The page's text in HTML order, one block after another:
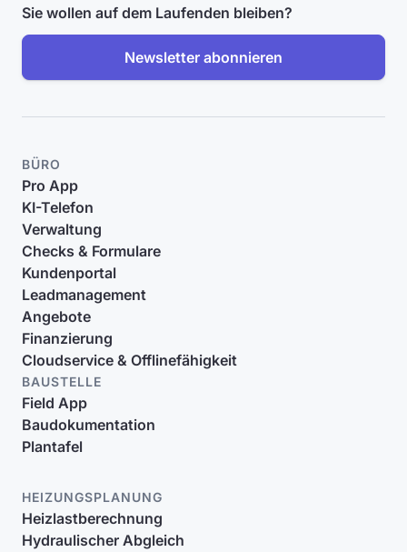
Sie wollen auf dem Laufenden bleiben?
Newsletter abonnieren
BÜRO
Pro App
KI-Telefon
Verwaltung
Checks & Formulare
Kundenportal
Leadmanagement
Angebote
Finanzierung
Cloudservice & Offlinefähigkeit
BAUSTELLE
Field App
Baudokumentation
Plantafel
HEIZUNGSPLANUNG
Heizlastberechnung
Hydraulischer Abgleich